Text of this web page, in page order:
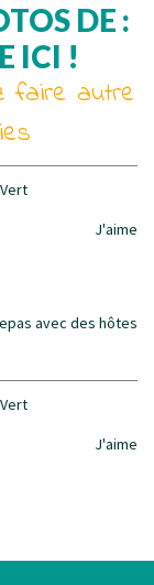
DE :
ICI !
faire autre
J'aime
avec des hôtes
J'aime